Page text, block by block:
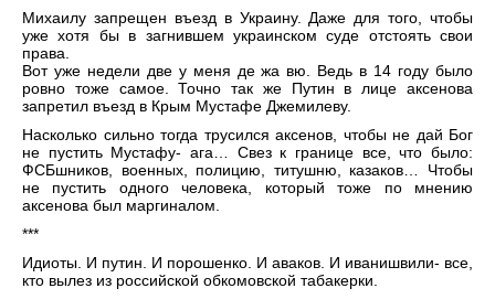
Михаилу запрещен въезд в Украину. Даже для того, чтобы
уже хотя бы в загнившем украинском суде отстоять свои
права.
Вот уже недели две у меня де жа вю. Ведь в 14 году было
ровно тоже самое. Точно так же Путин в лице аксенова
запретил въезд в Крым Мустафе Джемилеву.
Насколько сильно тогда трусился аксенов, чтобы не дай Бог
не пустить Мустафу- ага… Свез к границе все, что было:
ФСБшников, военных, полицию, титушню, казаков… Чтобы
не пустить одного человека, который тоже по мнению
аксенова был маргиналом.
***
Идиоты. И путин. И порошенко. И аваков. И иванишвили- все,
кто вылез из российской обкомовской табакерки.